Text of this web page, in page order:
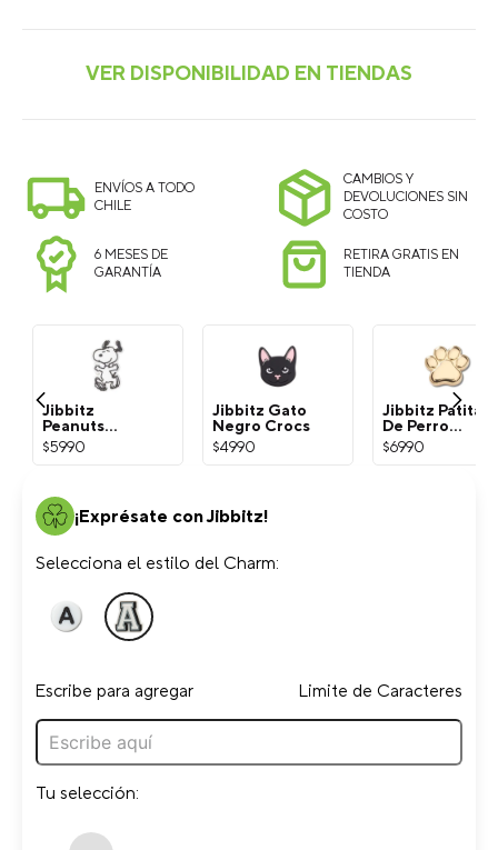
ENVÍOS A TODO
CHILE
CAMBIOS Y
DEVOLUCIONES SIN
COSTO
6 MESES DE
GARANTÍA
RETIRA GRATIS EN
TIENDA
Jibbitz
Peanuts
Snoopy
Blanco Crocs
$5990
Jibbitz Gato
Negro Crocs
$4990
Jibbitz Patita
De Perro
Dorada Crocs
$6990
¡Exprésate con Jibbitz!
Selecciona el estilo del Charm:
Escribe para agregar Limite de Caracteres
Tu selección: